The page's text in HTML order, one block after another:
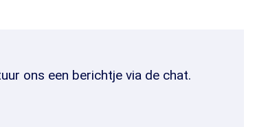
ons een berichtje via de chat.